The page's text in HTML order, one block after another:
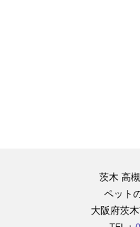
茨木 高
ペット
大阪府茨